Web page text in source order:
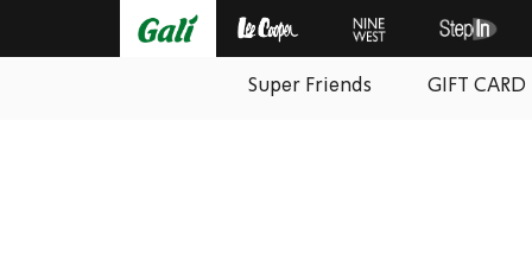
GIFT CARD
Super Friends